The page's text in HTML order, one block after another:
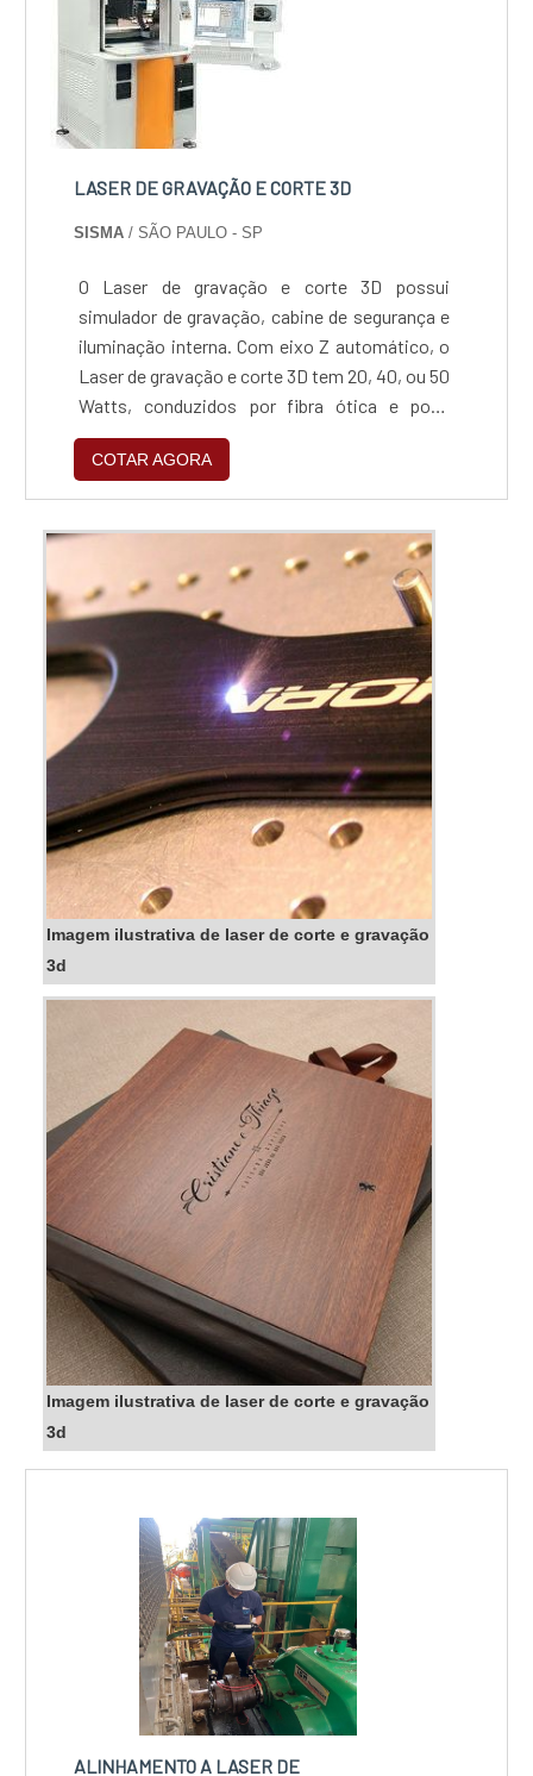
LASER DE GRAVAÇÃO E CORTE 3D
SISMA/ SÃO PAULO - SP
O Laser de gravação e corte 3D possui
simulador de gravação, cabine de segurança e
iluminação interna. Com eixo Z automático, o
Laser de gravação e corte 3D tem 20, 40, ou 50
Watts, conduzidos por fibra ótica e pode
trabalhar com peças até 100kg.Solicite agora o
orçamento para o Laser de gravação e corte
3D. Para mais informações sobre o produto,
contate diretamente a empresa responsável
COTAR AGORA
Imagem ilustrativa de laser de corte e gravação
3d
Imagem ilustrativa de laser de corte e gravação
3d
ALINHAMENTO A LASER DE